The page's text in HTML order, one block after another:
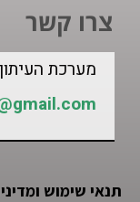
צרו קשר
מערכת העיתון: 09-
תנאי שימוש